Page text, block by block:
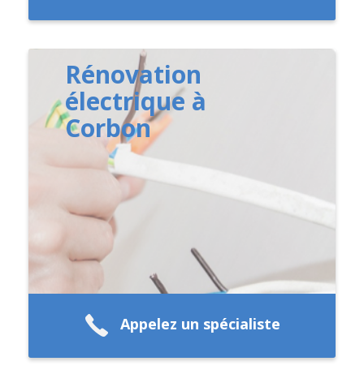
Rénovation
électrique à
Corbon
Appelez un spécialiste